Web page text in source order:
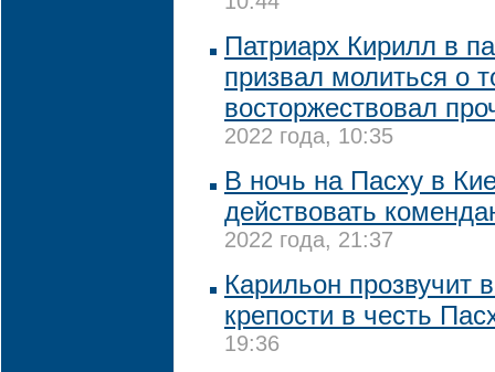
Патриарх Кирилл в
призвал молиться о
восторжествовал
2022 года, 10:35
В ночь на Пасху в
действовать
2022 года, 21:37
Карильон прозвучит
крепости в честь
19:36